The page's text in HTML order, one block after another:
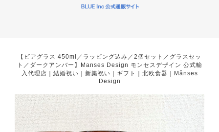
【ビアグラス 450ml／ラッピング込み／2個セット／グラスセッ
ト／ダークアンバー】Manses Design モンセスデザイン 公式輸
入代理店｜結婚祝い｜新築祝い｜ギフト｜北欧食器｜Månses
Design